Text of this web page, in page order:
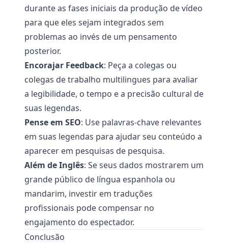
durante as fases iniciais da produção de vídeo
para que eles sejam integrados sem
problemas ao invés de um pensamento
posterior.
Encorajar Feedback: Peça a colegas ou
colegas de trabalho multilingues para avaliar
a legibilidade, o tempo e a precisão cultural de
suas legendas.
Pense em SEO: Use palavras-chave relevantes
em suas legendas para ajudar seu conteúdo a
aparecer em pesquisas de pesquisa.
Além de Inglês: Se seus dados mostrarem um
grande público de língua espanhola ou
mandarim, investir em traduções
profissionais pode compensar no
engajamento do espectador.
Conclusão